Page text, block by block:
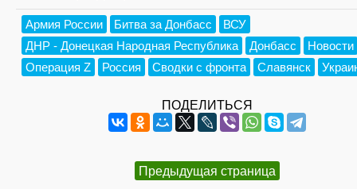
Армия России Битва за Донбасс
ВСУ
ДНР - Донецкая Народная Республика
Донбасс
Новости
Операция Z
Россия Сводки с фронта Славянск
ПОДЕЛИТЬСЯ
Предыдущая страница